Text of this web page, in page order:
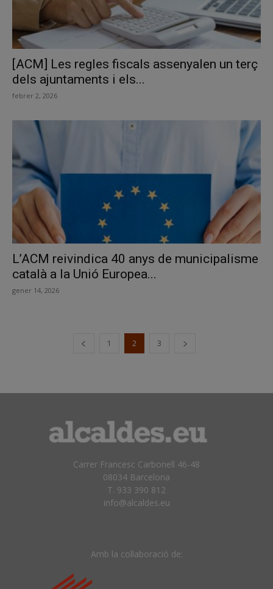
[ACM] Les regles fiscals assenyalen un terç
dels ajuntaments i els...
febrer 2, 2026
L’ACM reivindica 40 anys de municipalisme
català a la Unió Europea...
gener 14, 2026
1 2 3
Carrer Francesc Carbonell 46-48
08034 Barcelona
T. 933 390 812
info@alcaldes.eu
Amb la col·laboració de: